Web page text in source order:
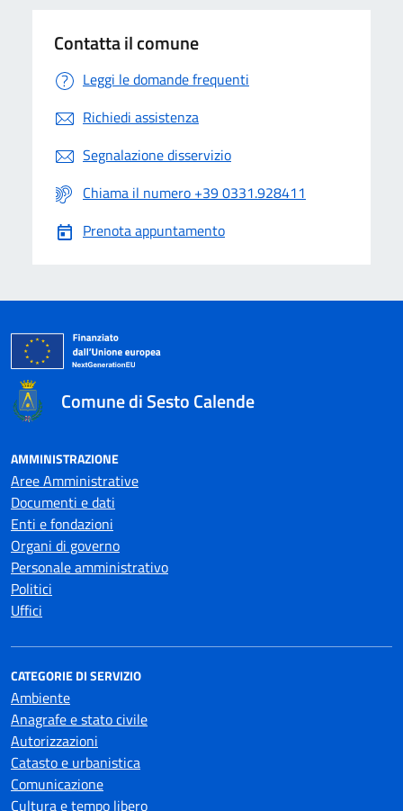
Contatta il comune
Leggi le domande frequenti
Richiedi assistenza
Segnalazione disservizio
Chiama il numero +39 0331.928411
Prenota appuntamento
Comune di Sesto Calende
AMMINISTRAZIONE
Aree Amministrative
Documenti e dati
Enti e fondazioni
Organi di governo
Personale amministrativo
Politici
Uffici
CATEGORIE DI SERVIZIO
Ambiente
Anagrafe e stato civile
Autorizzazioni
Catasto e urbanistica
Comunicazione
Cultura e tempo libero